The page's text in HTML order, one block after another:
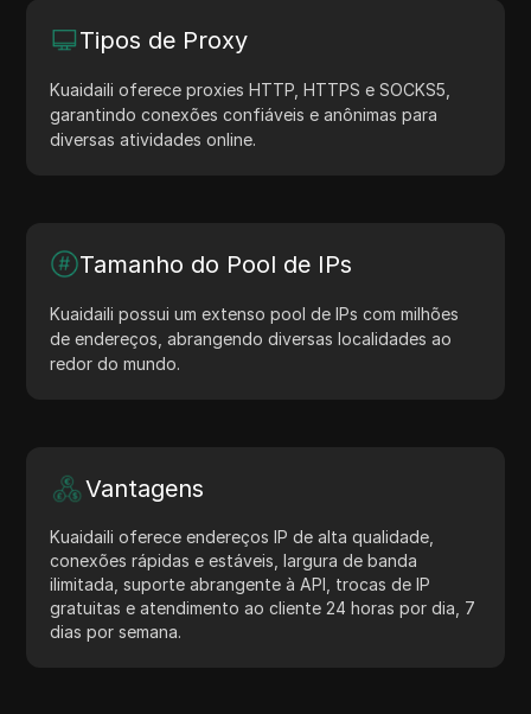
Tipos de Proxy
Kuaidaili oferece proxies HTTP, HTTPS e SOCKS5,
garantindo conexões confiáveis e anônimas para
diversas atividades online.
Tamanho do Pool de IPs
Kuaidaili possui um extenso pool de IPs com milhões
de endereços, abrangendo diversas localidades ao
redor do mundo.
Vantagens
Kuaidaili oferece endereços IP de alta qualidade,
conexões rápidas e estáveis, largura de banda
ilimitada, suporte abrangente à API, trocas de IP
gratuitas e atendimento ao cliente 24 horas por dia, 7
dias por semana.